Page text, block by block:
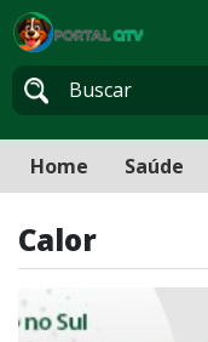
Home Saúde
Calor